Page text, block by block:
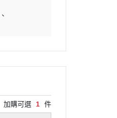
加購可選 1 件